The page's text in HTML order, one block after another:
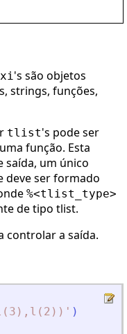
xi's são objetos
strings, funções,
tlist's pode ser
função. Esta
saída, um único
deve ser formado
%<tlist_type>
de tipo tlist.
controlar a saída.
' )